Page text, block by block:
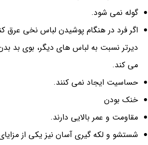
گوله نمی شود.
اگر فرد در هنگام پوشیدن لباس نخی عرق
دیرتر نسبت به لباس های دیگر، بوی بد
می کند.
حساسیت ایجاد نمی کنند.
خنک بودن
مقاومت و عمر بالایی دارند.
شستشو و لکه گیری آسان نیز یکی از